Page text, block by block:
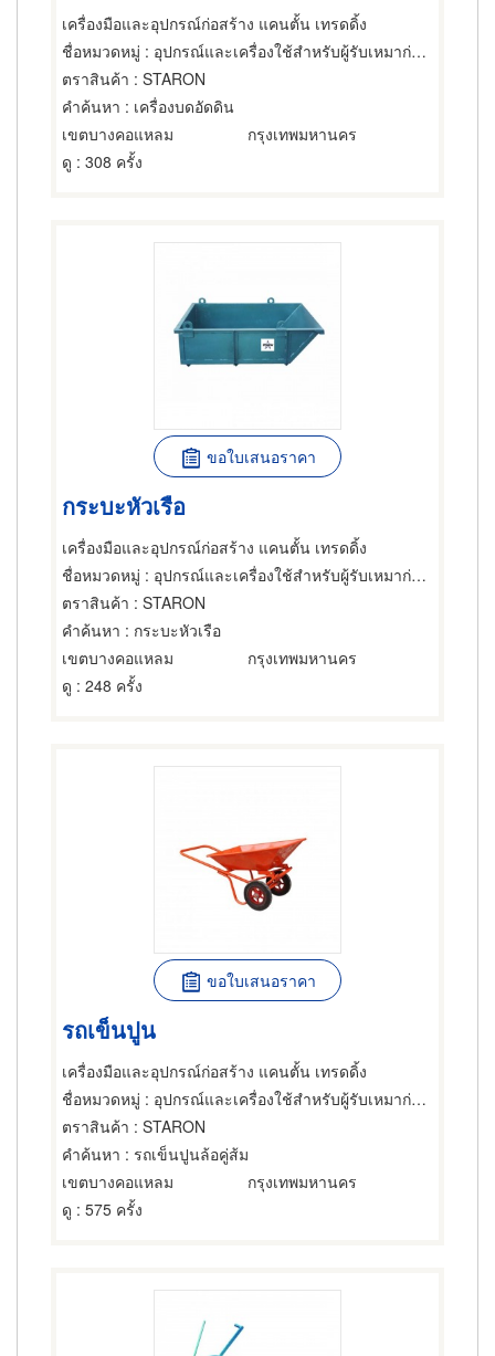
เครื่องมือและอุปกรณ์ก่อสร้าง แคนตั้น เทรดดิ้ง
ชื่อหมวดหมู่ : อุปกรณ์และเครื่องใช้สำหรับผู้รับเหมาก่อสร้าง,เครื่องมือก่อสร้าง
ตราสินค้า : STARON
คำค้นหา : เครื่องบดอัดดิน
เขตบางคอแหลม
กรุงเทพมหานคร
ดู : 308 ครั้ง
ขอใบเสนอราคา
กระบะหัวเรือ
เครื่องมือและอุปกรณ์ก่อสร้าง แคนตั้น เทรดดิ้ง
ชื่อหมวดหมู่ : อุปกรณ์และเครื่องใช้สำหรับผู้รับเหมาก่อสร้าง
ตราสินค้า : STARON
คำค้นหา : กระบะหัวเรือ
เขตบางคอแหลม
กรุงเทพมหานคร
ดู : 248 ครั้ง
ขอใบเสนอราคา
รถเข็นปูน
เครื่องมือและอุปกรณ์ก่อสร้าง แคนตั้น เทรดดิ้ง
ชื่อหมวดหมู่ : อุปกรณ์และเครื่องใช้สำหรับผู้รับเหมาก่อสร้าง,อุปกรณ์และเครื่องใช้ก่อสร้าง
ตราสินค้า : STARON
คำค้นหา : รถเข็นปูนล้อคู่ส้ม
เขตบางคอแหลม
กรุงเทพมหานคร
ดู : 575 ครั้ง